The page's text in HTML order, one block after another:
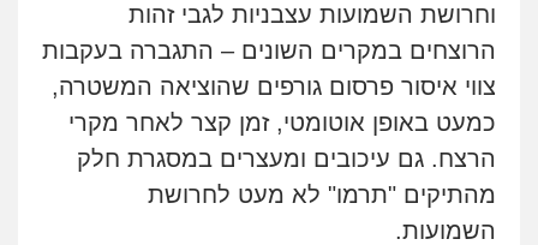
וחרושת השמועות עצבניות לגבי זהות
הרוצחים במקרים השונים – התגברה בעקבות
צווי איסור פרסום גורפים שהוציאה המשטרה,
כמעט באופן אוטומטי, זמן קצר לאחר מקרי
הרצח. גם עיכובים ומעצרים במסגרת חלק
מהתיקים "תרמו" לא מעט לחרושת
השמועות.
רונן הלל – מוניטין
מחיקת כתבות מגוגל ודחיקת אזכורים
שליליים
0522508109
אחסון אתרים
מהירות הגנה גיבוי תמיכה שירותים
מקצועיים לעורכי דין